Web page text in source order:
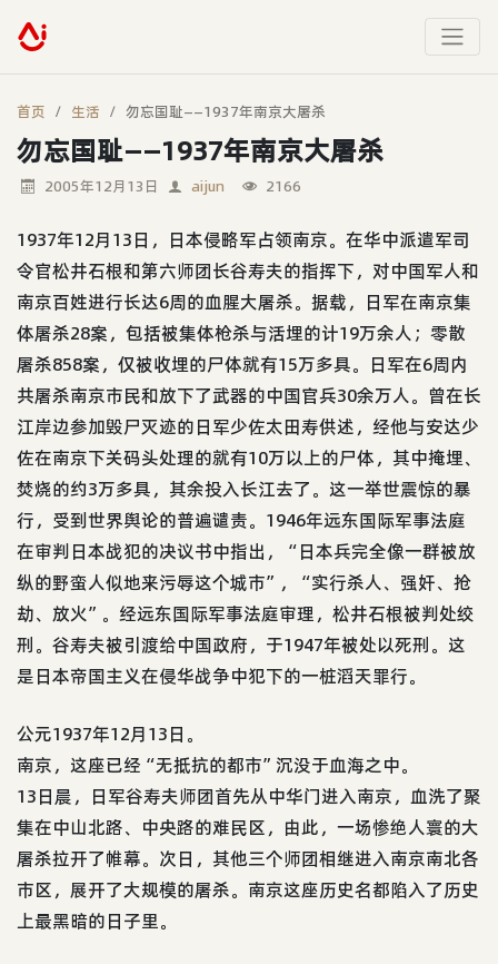
首页 生活 勿忘国耻——1937年南京大屠杀
勿忘国耻——1937年南京大屠杀
2005年12月13日 aijun 2166
1937年12月13日，日本侵略军占领南京。在华中派遣军司
令官松井石根和第六师团长谷寿夫的指挥下，对中国军人和
南京百姓进行长达6周的血腥大屠杀。据载，日军在南京集
体屠杀28案，包括被集体枪杀与活埋的计19万余人；零散
屠杀858案，仅被收埋的尸体就有15万多具。日军在6周内
共屠杀南京市民和放下了武器的中国官兵30余万人。曾在长
江岸边参加毁尸灭迹的日军少佐太田寿供述，经他与安达少
佐在南京下关码头处理的就有10万以上的尸体，其中掩埋、
焚烧的约3万多具，其余投入长江去了。这一举世震惊的暴
行，受到世界舆论的普遍谴责。1946年远东国际军事法庭
在审判日本战犯的决议书中指出，“日本兵完全像一群被放
纵的野蛮人似地来污辱这个城市”，“实行杀人、强奸、抢
劫、放火”。经远东国际军事法庭审理，松井石根被判处绞
刑。谷寿夫被引渡给中国政府，于1947年被处以死刑。这
是日本帝国主义在侵华战争中犯下的一桩滔天罪行。
公元1937年12月13日。
南京，这座已经“无抵抗的都市”沉没于血海之中。
13日晨，日军谷寿夫师团首先从中华门进入南京，血洗了聚
集在中山北路、中央路的难民区，由此，一场惨绝人寰的大
屠杀拉开了帷幕。次日，其他三个师团相继进入南京南北各
市区，展开了大规模的屠杀。南京这座历史名都陷入了历史
上最黑暗的日子里。